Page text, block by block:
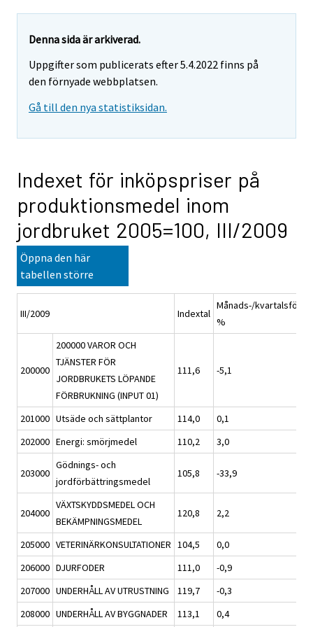
Denna sida är arkiverad.
Uppgifter som publicerats efter 5.4.2022 finns på
den förnyade webbplatsen.
Gå till den nya statistiksidan.
Indexet för inköpspriser på
produktionsmedel inom
jordbruket 2005=100, III/2009
Öppna den här
tabellen större
III/2009 Indextal
Månads-/
%
200000
200000 VAROR OCH
TJÄNSTER FÖR
JORDBRUKETS LÖPANDE
FÖRBRUKNING (INPUT 01)
111,6 -5,1
201000 Utsäde och sättplantor 114,0
0,1
202000 Energi: smörjmedel 110,2 3,0
203000
Gödnings- och
jordförbättringsmedel
105,8 -33,9
204000
VÄXTSKYDDSMEDEL OCH
BEKÄMPNINGSMEDEL
120,8 2,2
205000 VETERINÄRKONSULTATIONER 104,5
0,0
206000 DJURFODER 111,0
-0,9
207000 UNDERHÅLL AV UTRUSTNING 119,7
-0,3
208000 UNDERHÅLL AV BYGGNADER 113,1 0,4